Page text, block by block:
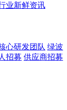
业新鲜资讯
心研发团队 绿波
招募 供应商招募